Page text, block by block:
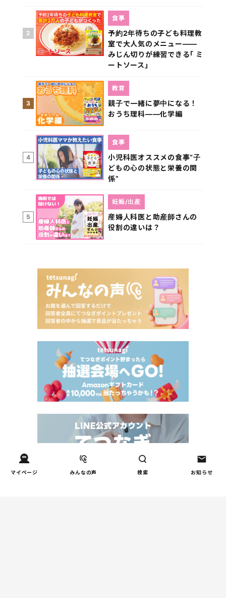
マイページ みんなの声 検索 お知らせ
2
予約2年待ちの子ども料理教
室で大人気のメニュー――
みじん切りが練習できる｢ ミ
ートソース｣
食事
3
親子で一緒に夢中になる！
おうち理科――化学編
教育
4
小児科医オススメの食事“子
どもの心の状態と栄養の関
係”
食事
5
産婦人科医と助産師さんの
役割の違いは？
妊娠/出産